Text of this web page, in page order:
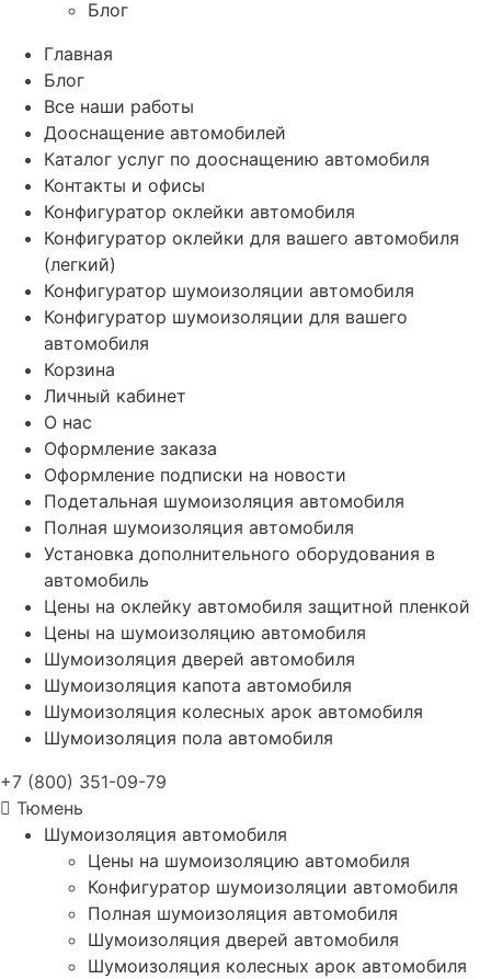
Блог
Главная
Блог
Все наши работы
Дооснащение автомобилей
Каталог услуг по дооснащению автомобиля
Контакты и офисы
Конфигуратор оклейки автомобиля
Конфигуратор оклейки для вашего автомобиля
(легкий)
Конфигуратор шумоизоляции автомобиля
Конфигуратор шумоизоляции для вашего
автомобиля
Корзина
Личный кабинет
О нас
Оформление заказа
Оформление подписки на новости
Подетальная шумоизоляция автомобиля
Полная шумоизоляция автомобиля
Установка дополнительного оборудования в
автомобиль
Цены на оклейку автомобиля защитной пленкой
Цены на шумоизоляцию автомобиля
Шумоизоляция дверей автомобиля
Шумоизоляция капота автомобиля
Шумоизоляция колесных арок автомобиля
Шумоизоляция пола автомобиля
+7 (800) 351-09-79
Тюмень
Шумоизоляция автомобиля
Цены на шумоизоляцию автомобиля
Конфигуратор шумоизоляции автомобиля
Полная шумоизоляция автомобиля
Шумоизоляция дверей автомобиля
Шумоизоляция колесных арок автомобиля